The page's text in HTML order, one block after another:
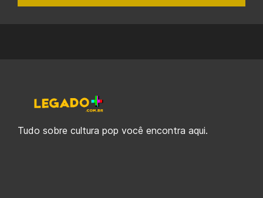
Tudo sobre cultura pop você encontra aqui.